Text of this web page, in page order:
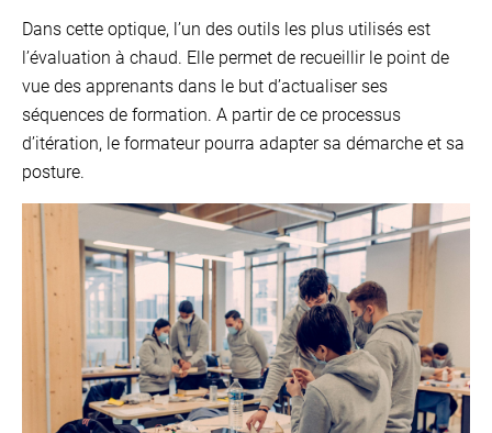
Dans cette optique, l’un des outils les plus utilisés est
l’évaluation à chaud. Elle permet de recueillir le point de
vue des apprenants dans le but d’actualiser ses
séquences de formation. A partir de ce processus
d’itération, le formateur pourra adapter sa démarche et sa
posture.